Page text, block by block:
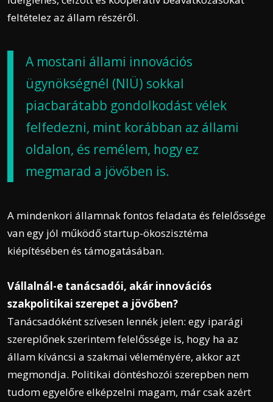
feltételez az állam részéről.
A mostani állami innovációs
ügynökségnél (NIÜ) sokkal
piacbarátabb gondolkodást vélek
felfedezni, mint korábban az állami
oldalon, és remélem, hogy ez
megmarad a jövőben is.
A mindenkori államnak fontos feladata és felelőssége
van egy jól működő startup-ökoszisztéma
kiépítésében és támogatásában.
Vállalnál-e tanácsadói, akár innovációs
szakpolitikai szerepet a jövőben?
Tanácsadóként szívesen lennék jelen: egy iparági
szereplőnek szerintem felelőssége is, hogy ha az
állam kíváncsi a szakmai véleményére, akkor azt
megmondja. Politikai döntéshozói szerepben nem
tudom egyelőre elképzelni magam, már csak azért